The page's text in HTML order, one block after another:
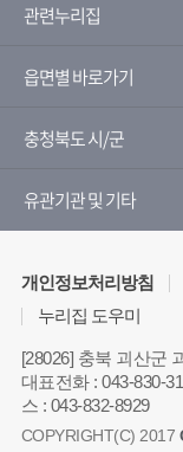
관련누리집
읍면별 바로가기
충청북도 시/군
유관기관 및 기타
개인정보처리방침
누리집 도우미
[28026] 충북 괴산군
대표전화:043-830-
스 : 043-832-8929
COPYRIGHT(C) 2017